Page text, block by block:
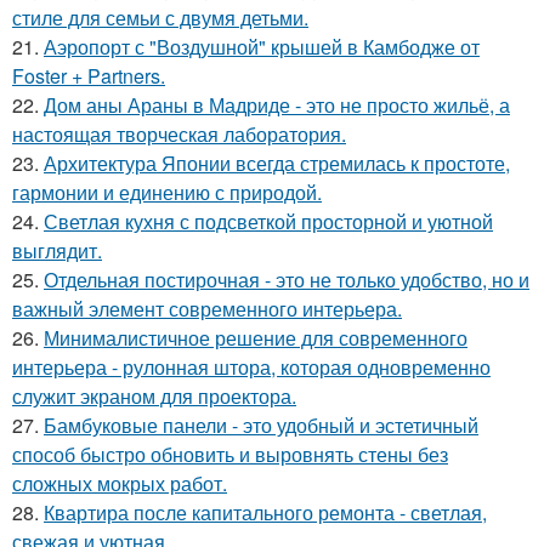
стиле для семьи с двумя детьми.
21. Аэропорт с "Воздушной" крышей в Камбодже от
Foster + Partners.
22. Дом аны Араны в Мадриде - это не просто жильё, а
настоящая творческая лаборатория.
23. Архитектура Японии всегда стремилась к простоте,
гармонии и единению с природой.
24. Светлая кухня с подсветкой просторной и уютной
выглядит.
25. Отдельная постирочная - это не только удобство, но и
важный элемент современного интерьера.
26. Минималистичное решение для современного
интерьера - рулонная штора, которая одновременно
служит экраном для проектора.
27. Бамбуковые панели - это удобный и эстетичный
способ быстро обновить и выровнять стены без
сложных мокрых работ.
28. Квартира после капитального ремонта - светлая,